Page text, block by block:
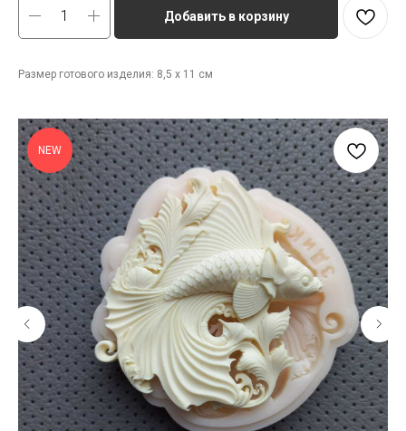
Добавить в корзину
Размер готового изделия: 8,5 х 11 см
NEW